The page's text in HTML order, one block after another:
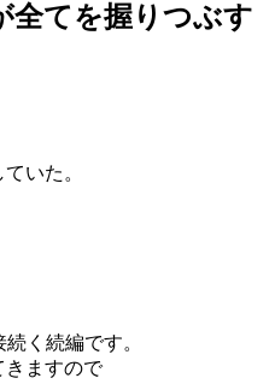
全てを握りつぶす
いた。
く続編です。
ますので